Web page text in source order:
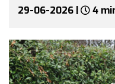
29-06-2026 | 4